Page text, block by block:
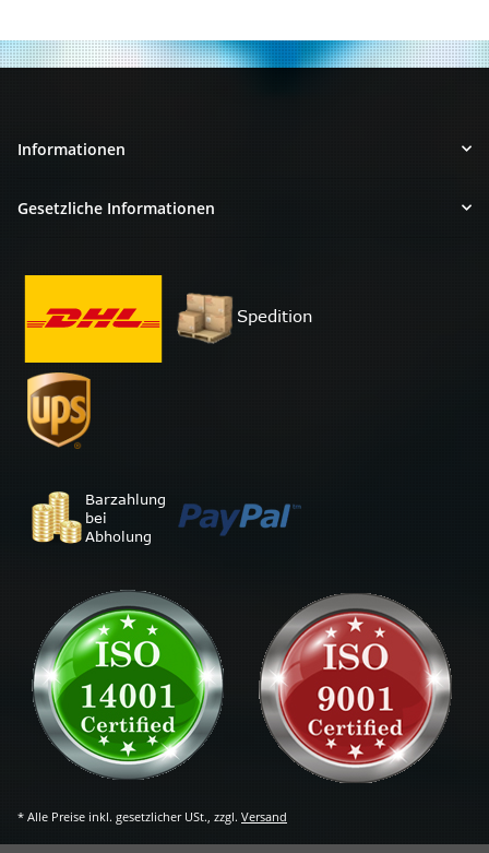
Informationen
Gesetzliche Informationen
* Alle Preise inkl. gesetzlicher USt., zzgl. Versand